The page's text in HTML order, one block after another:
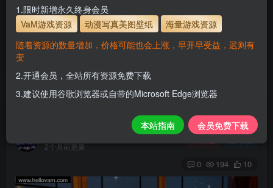
主流网盘——高速下载
支付页面打不开或支付后不跳转请联系QQ：3317425885
使用方法
解压后，放进文件夹AddonPackages即可，更多请看本
2个月前更新
0 194 10
1.限时新增永久终身会员
VaM游戏资源
动漫写真美图壁纸
海量游戏资源
随着资源的数量增加，价格可能也会上涨，早开早受益，迟则有
变
2.开通会员，全站所有资源免费下载
3.建议使用谷歌浏览器或自带的Microsoft Edge浏览器
本站指南 会员免费下载